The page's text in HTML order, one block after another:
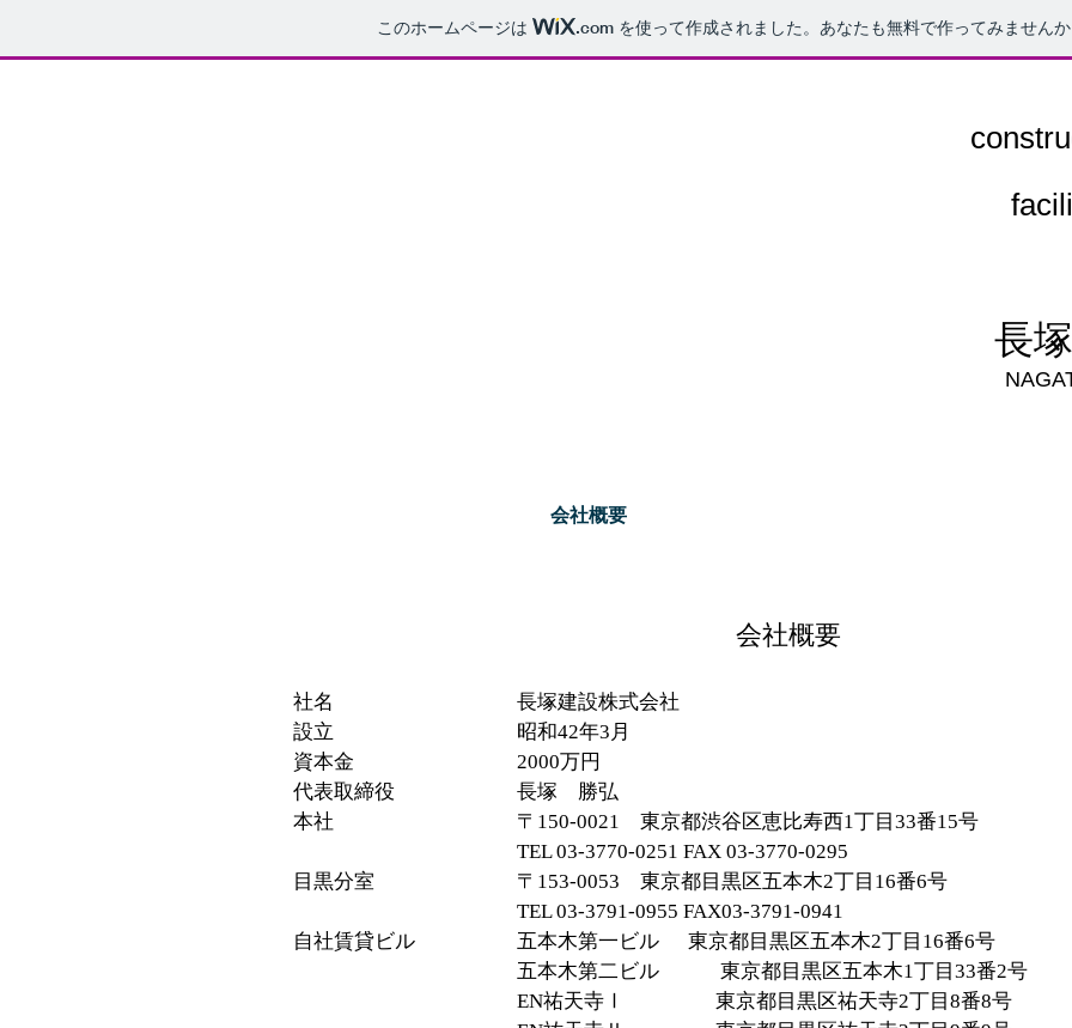
このホームページは .com を使って作成されました。あなたも無料で作ってみませんか
長
会社概要
会社概要
社名 長塚建設株式会社
設立 昭和42年3月
資本金 2000万円
代表取締役 長塚 勝弘
本社 〒150-0021 東京都渋谷区恵比寿西1丁目33番15号
TEL 03-3770-0251 FAX 03-3770-0295
目黒分室 〒153-0053 東京都目黒区五本木2丁目16番6号
TEL 03-3791-0955 FAX03-3791-0941
自社賃貸ビル 五本木第一ビル 東京都目黒区五本木2丁目16番6号
五本木第二ビル 東京都目黒区五本木1丁目33番2号
EN祐天寺Ⅰ 東京都目黒区祐天寺2丁目8番8号